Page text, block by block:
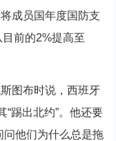
成员国年度国防支
前的2%提高至
图布时说，西班牙
“踢出北约”。他还要
问他们为什么总是拖